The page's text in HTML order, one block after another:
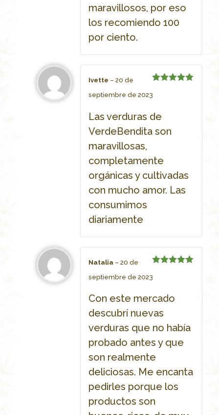
maravillosos, por eso
los recomiendo 100
por ciento.
out of 5
Ivette – 20 de
septiembre de 2023
Las verduras de
VerdeBendita son
maravillosas,
completamente
orgánicas y cultivadas
con mucho amor. Las
consumimos
diariamente
out of 5
Natalia – 20 de
septiembre de 2023
Con este mercado
descubrí nuevas
verduras que no había
probado antes y que
son realmente
deliciosas. Me encanta
pedirles porque los
productos son